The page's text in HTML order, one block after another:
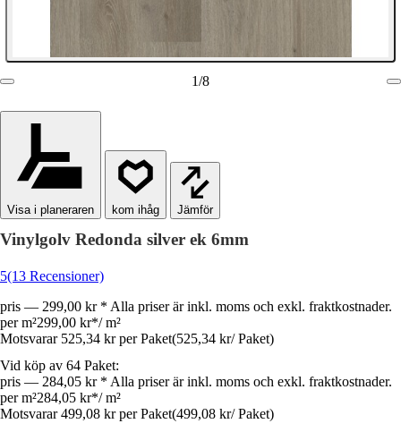
1/8
Visa i planeraren Jämför
Vinylgolv Redonda silver ek 6mm
5(13 Recensioner)
pris — 299,00 kr * Alla priser är inkl. moms och exkl. fraktkostnader.
per m²299,00 kr*/ m²
Motsvarar 525,34 kr per Paket(525,34 kr/ Paket)
Vid köp av 64 Paket:
pris — 284,05 kr * Alla priser är inkl. moms och exkl. fraktkostnader.
per m²284,05 kr*/ m²
Motsvarar 499,08 kr per Paket(499,08 kr/ Paket)